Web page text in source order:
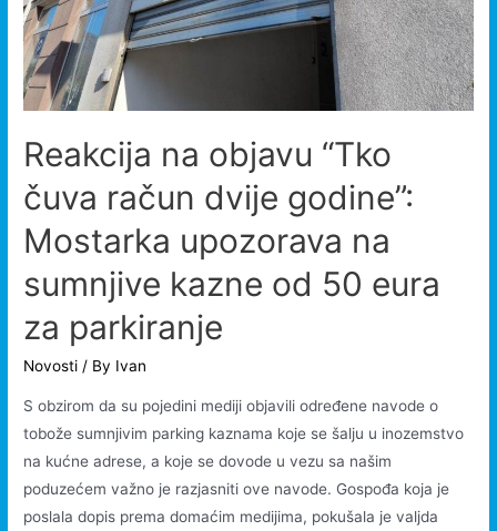
Reakcija na objavu “Tko
čuva račun dvije godine”:
Mostarka upozorava na
sumnjive kazne od 50 eura
za parkiranje
Novosti / By Ivan
S obzirom da su pojedini mediji objavili određene navode o
tobože sumnjivim parking kaznama koje se šalju u inozemstvo
na kućne adrese, a koje se dovode u vezu sa našim
poduzećem važno je razjasniti ove navode. Gospođa koja je
poslala dopis prema domaćim medijima, pokušala je valjda